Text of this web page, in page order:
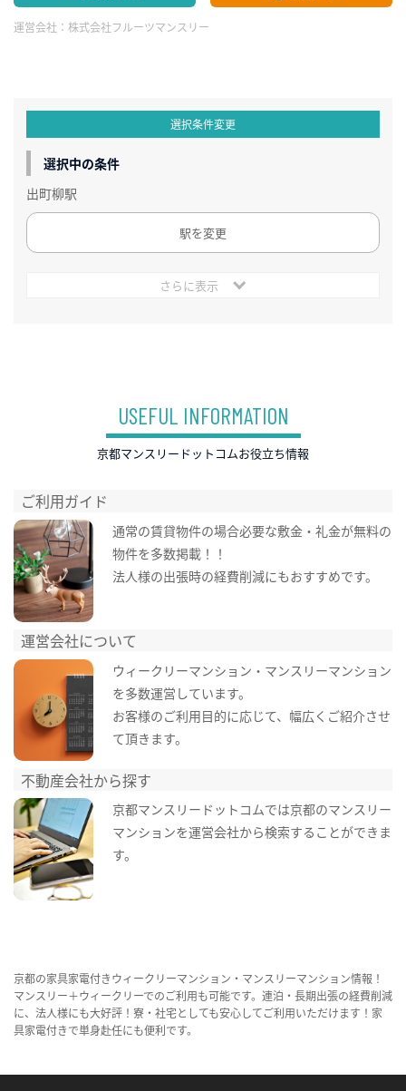
運営会社： 株式会社フルーツマンスリー
選択条件変更
選択中の条件
出町柳駅
駅を変更
さらに表示
USEFUL INFORMATION
京都マンスリードットコムお役立ち情報
ご利用ガイド
通常の賃貸物件の場合必要な敷金・礼金が無料の
物件を多数掲載！！
法人様の出張時の経費削減にもおすすめです。
運営会社について
ウィークリーマンション・マンスリーマンション
を多数運営しています。
お客様のご利用目的に応じて、幅広くご紹介させ
て頂きます。
不動産会社から探す
京都マンスリードットコムでは京都のマンスリー
マンションを運営会社から検索することができま
す。
京都の家具家電付きウィークリーマンション・マンスリーマンション情報！
マンスリー＋ウィークリーでのご利用も可能です。連泊・長期出張の経費削減
に、法人様にも大好評！寮・社宅としても安心してご利用いただけます！家
具家電付きで単身赴任にも便利です。